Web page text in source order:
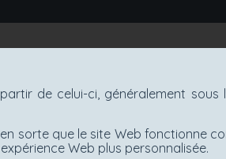
de celui-ci, généralement sous
sorte que le site Web fonctionne
Web plus personnalisée.